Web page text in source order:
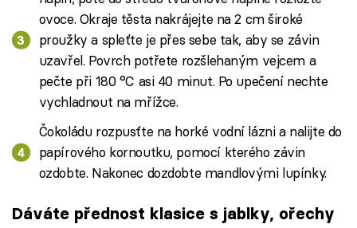
ovoce. Okraje těsta nakrájejte na 2 cm široké
proužky a spleťte je přes sebe tak, aby se závin
uzavřel. Povrch potřete rozšlehaným vejcem a
pečte při 180 °C asi 40 minut. Po upečení nechte
vychladnout na mřížce.
Čokoládu rozpusťte na horké vodní lázni a nalijte do
papírového kornoutku, pomocí kterého závin
ozdobte. Nakonec dozdobte mandlovými lupínky.
Dáváte přednost klasice s jablky, ořechy